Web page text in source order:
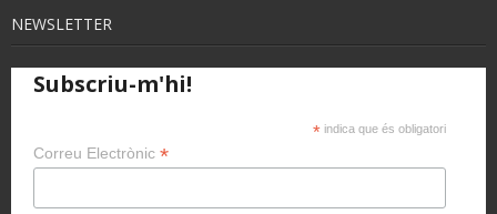
NEWSLETTER
Subscriu-m'hi!
* indica que és obligatori
Correu Electrònic *